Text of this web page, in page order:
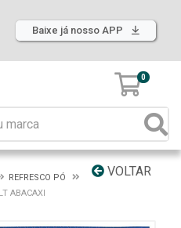
Baixe já nosso APP
0
VOLTAR
REFRESCO PÓ
ABACAXI